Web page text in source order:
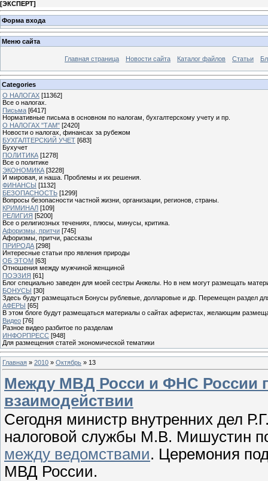
[ЭКСПЕРТ]
Форма входа
Меню сайта
Главная страница Новости сайта Каталог файлов Статьи
Categories
О НАЛОГАХ [11362]
Все о налогах.
Письма [6417]
Нормативные письма в основном по налогам, бухгалтерскому учету и пр.
О НАЛОГАХ "ТАМ" [2420]
Новости о налогах, финансах за рубежом
БУХГАЛТЕРСКИЙ УЧЕТ [683]
Бухучет
ПОЛИТИКА [1278]
Все о политике
ЭКОНОМИКА [3228]
И мировая, и наша. Проблемы и их решения.
ФИНАНСЫ [1132]
БЕЗОПАСНОСТЬ [1299]
Вопросы безопасности частной жизни, организации, регионов, страны.
КРИМИНАЛ [109]
РЕЛИГИЯ [5200]
Все о религиозных течениях, плюсы, минусы, критика.
Афоризмы, притчи [745]
Афоризмы, притчи, рассказы
ПРИРОДА [298]
Интересные статьи про явления природы
ОБ ЭТОМ [63]
Отношения между мужчиной женщиной
ПОЭЗИЯ [61]
Блог специально заведен для моей сестры Анжелы. Но в нем могут размещать
БОНУСЫ [30]
Здесь будут размещаться Бонусы рублевые, долларовые и др. Перемещен раздел
АФЕРЫ [65]
В этом блоге будут размещаться материалы о сайтах аферистах, желающим
Видео [76]
Разное видео разбитое по разделам
ИНФОРПРЕСС [948]
Для размещения статей экономической тематики
Главная » 2010 » Октябрь » 13
Между МВД Росси и ФНС России
взаимодействии
Сегодня министр внутренних дел
налоговой службы М.В. Мишустин
между ведомствами. Церемония
МВД России.